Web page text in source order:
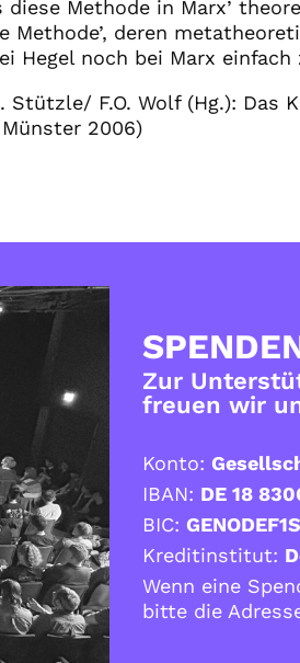
Methode in Marx’
Methode’, deren
Hegel noch bei Marx
F.O. Wolf (Hg.): Das
2006)
Zur
freuen wir
Konto:
IBAN: DE 18
BIC:
Kreditinstitut:
Wenn eine
bitte die